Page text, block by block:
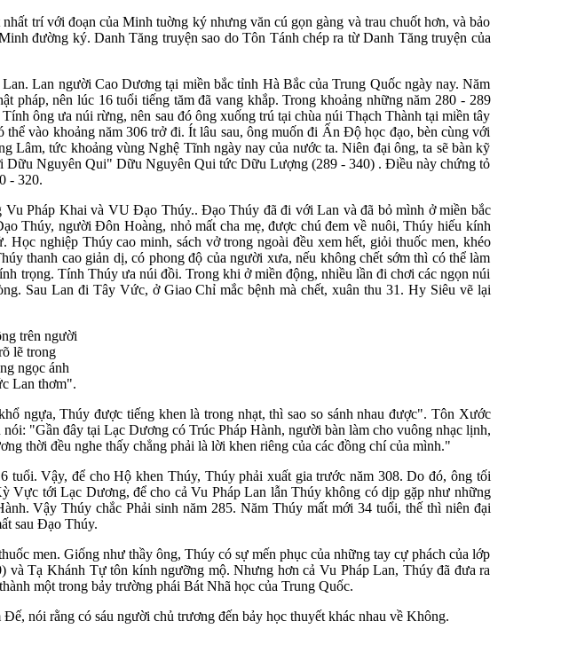
trí với đoạn của Minh tuờng ký nhưng văn cú gọn gàng và trau chuốt hơn, và bảo
đường ký. Danh Tăng truyện sao do Tôn Tánh chép ra từ Danh Tăng truyện của
Lan người Cao Dương tại miền bắc tỉnh Hà Bắc của Trung Quốc ngày nay. Năm
pháp, nên lúc 16 tuổi tiếng tăm đã vang khắp. Trong khoảng những năm 280 - 289
ông ưa núi rừng, nên sau đó ông xuống trú tại chùa núi Thạch Thành tại miền tây
vào khoảng năm 306 trở đi. Ít lâu sau, ông muốn đi Ấn Độ học đạo, bèn cùng với
tức khoảng vùng Nghệ Tĩnh ngày nay của nước ta. Niên đại ông, ta sẽ bàn kỹ
Nguyên Qui" Dữu Nguyên Qui tức Dữu Lượng (289 - 340) . Điều này chứng tỏ
- 320.
Vu Pháp Khai và VU Đạo Thúy.. Đạo Thúy đã đi với Lan và đã bỏ mình ở miền bắc
Thúy, người Đôn Hoàng, nhỏ mất cha mẹ, được chú đem về nuôi, Thúy hiếu kính
nghiệp Thúy cao minh, sách vở trong ngoài đều xem hết, giỏi thuốc men, khéo
thanh cao giản dị, có phong độ của người xưa, nếu không chết sớm thì có thể làm
trọng. Tính Thúy ưa núi đồi. Trong khi ở miền động, nhiều lần đi chơi các ngọn núi
Sau Lan đi Tây Vức, ở Giao Chỉ mắc bệnh mà chết, xuân thu 31. Hy Siêu vẽ lại
trên người
lẽ trong
ngọc ánh
Lan thơm".
ngựa, Thúy được tiếng khen là trong nhạt, thì sao so sánh nhau được". Tôn Xước
"Gần đây tại Lạc Dương có Trúc Pháp Hành, người bàn làm cho vuông nhạc lịnh,
thời đều nghe thấy chẳng phải là lời khen riêng của các đồng chí của mình."
Vậy, để cho Hộ khen Thúy, Thúy phải xuất gia trước năm 308. Do đó, ông tối
tới Lạc Dương, để cho cả Vu Pháp Lan lẫn Thúy không có dịp gặp như những
Vậy Thúy chắc Phải sinh năm 285. Năm Thúy mất mới 34 tuổi, thế thì niên đại
sau Đạo Thúy.
men. Giống như thầy ông, Thúy có sự mến phục của những tay cự phách của lớp
Tạ Khánh Tự tôn kính ngưỡng mộ. Nhưng hơn cả Vu Pháp Lan, Thúy đã đưa ra
một trong bảy trường phái Bát Nhã học của Trung Quốc.
nói rằng có sáu người chủ trương đến bảy học thuyết khác nhau về Không.